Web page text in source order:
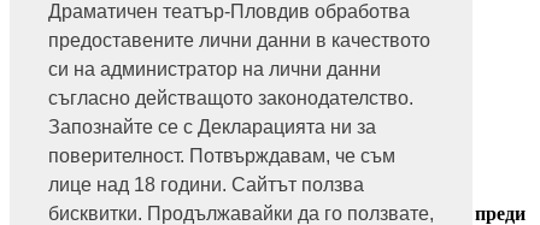
Драматичен театър-Пловдив обработва
предоставените лични данни в качеството
си на администратор на лични данни
съгласно действащото законодателство.
Запознайте се с Декларацията ни за
поверителност. Потвърждавам, че съм
лице над 18 години. Сайтът ползва
бисквитки. Продължавайки да го ползвате,
Информация за билети
032 271 271
Билетна каса - театър
ул. "Княз Александър I" 38
Пловдив 4000
032 271 271
Получавайте новини и специални оферти от театъра преди